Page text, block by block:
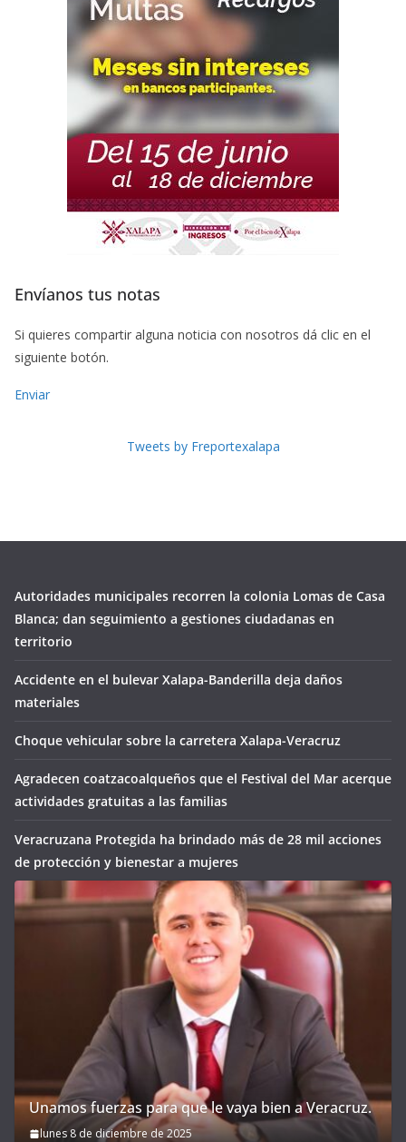
Envíanos tus notas
Si quieres compartir alguna noticia con nosotros dá clic en el
siguiente botón.
Enviar
Tweets by Freportexalapa
Autoridades municipales recorren la colonia Lomas de Casa
Blanca; dan seguimiento a gestiones ciudadanas en
territorio
Accidente en el bulevar Xalapa-Banderilla deja daños
materiales
Choque vehicular sobre la carretera Xalapa-Veracruz
Agradecen coatzacoalqueños que el Festival del Mar acerque
actividades gratuitas a las familias
Veracruzana Protegida ha brindado más de 28 mil acciones
de protección y bienestar a mujeres
Unamos fuerzas para que le vaya bien a Veracruz.
lunes 8 de diciembre de 2025